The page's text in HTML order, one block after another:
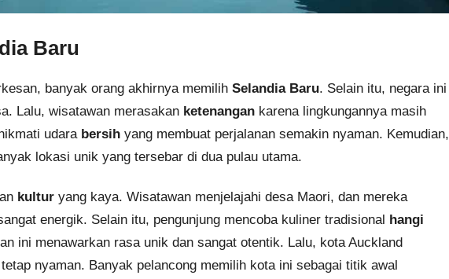
Baru
banyak orang akhirnya memilih Selandia Baru. Selain itu, negara ini
Lalu, wisatawan merasakan ketenangan karena lingkungannya masih
udara bersih yang membuat perjalanan semakin nyaman. Kemudian,
lokasi unik yang tersebar di dua pulau utama.
kultur yang kaya. Wisatawan menjelajahi desa Maori, dan mereka
energik. Selain itu, pengunjung mencoba kuliner tradisional hangi
ini menawarkan rasa unik dan sangat otentik. Lalu, kota Auckland
nyaman. Banyak pelancong memilih kota ini sebagai titik awal